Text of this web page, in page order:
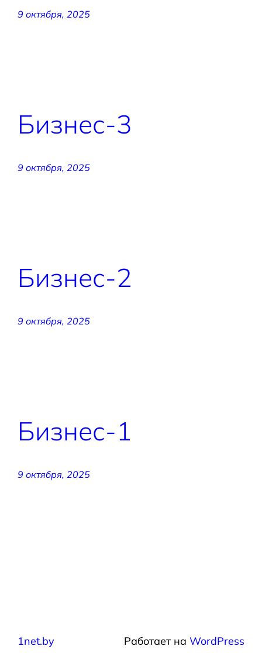
9 октября, 2025
Бизнес-3
9 октября, 2025
Бизнес-2
9 октября, 2025
Бизнес-1
9 октября, 2025
1net.by Работает на WordPress